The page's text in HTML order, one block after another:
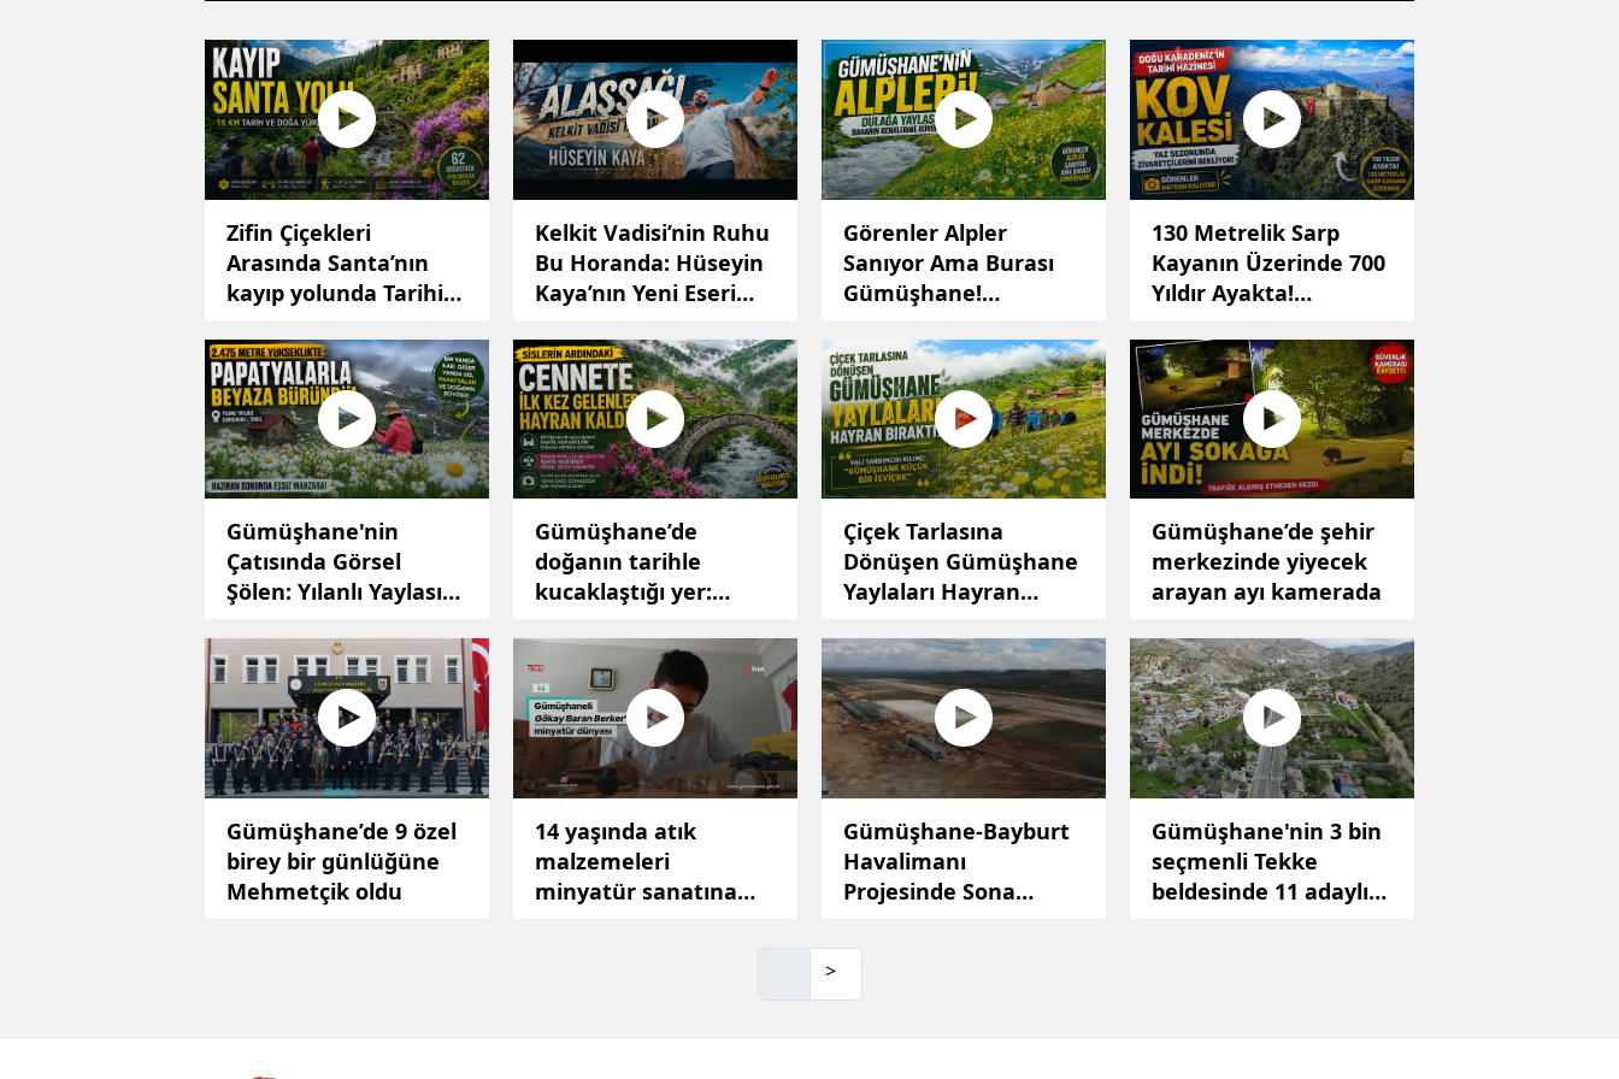
Elazığ
Erzincan
Erzurum
Eskişehir
Gaziantep
Gümüşhane
Hakkari
Hatay
Isparta
Mersin
İzmir
Kars
Kastamonu
Kayseri
Kırklareli
Zifin Çiçekleri
Arasında Santa’nın
kayıp yolunda Tarihin
Kelkit Vadisi’nin Ruhu
Bu Horanda: Hüseyin
Kaya’nın Yeni Eseri
Görenler Alpler
Sanıyor Ama Burası
Gümüşhane!
Yayla Ziyaretçilerini
Büyülüyor
130 Metrelik Sarp
Kayanın Üzerinde 700
Yıldır Ayakta!
Kalıyor
Gümüşhane'nin
Çatısında Görsel
Şölen: Yılanlı Yaylası
Gümüşhane’de
doğanın tarihle
kucaklaştığı yer:
görsel şölen
yaşanıyor
Çiçek Tarlasına
Dönüşen Gümüşhane
Yaylaları Hayran
Gümüşhane’de şehir
merkezinde yiyecek
arayan ayı kamerada
Gümüşhane’de 9 özel
birey bir günlüğüne
Mehmetçik oldu
14 yaşında atık
malzemeleri
minyatür sanatına
Gümüşhane-Bayburt
Havalimanı
Projesinde Sona
Sahada İnceleme
Gümüşhane'nin 3 bin
seçmenli Tekke
beldesinde 11 adaylı
>